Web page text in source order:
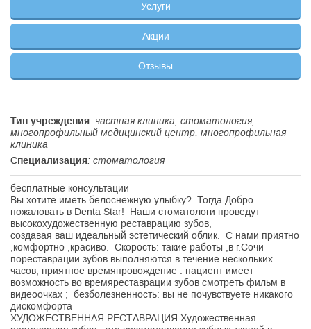
Услуги
Акции
Отзывы
Тип учреждения: частная клиника, стоматология,
многопрофильный медицинский центр, многопрофильная
клиника
Специализация: стоматология
бесплатные консультации
Вы хотите иметь белоснежную улыбку? Тогда Добро
пожаловать в Denta Star! Наши стоматологи проведут
высокохудожественную реставрацию зубов,
создавая ваш идеальный эстетический облик. С нами приятно
,комфортно ,красиво. Cкорость: такие работы ,в г.Сочи
пореставрации зубов выполняются в течение нескольких
часов; приятное времяпровождение : пациент имеет
возможность во времяреставрации зубов смотреть фильм в
видеоочках ; безболезненность: вы не почувствуете никакого
дискомфорта
ХУДОЖЕСТВЕННАЯ РЕСТАВРАЦИЯ.Художественная